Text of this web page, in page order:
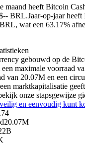
als onderpand
traders
maand heeft Bitcoin
BRL.Jaar-op-jaar
wat een 63.17%
gebouwd op de
maximale voorraad
van 20.07M en een
marktkapitalisatie
onze stapsgewijze
en eenvoudig kunt
20.07M